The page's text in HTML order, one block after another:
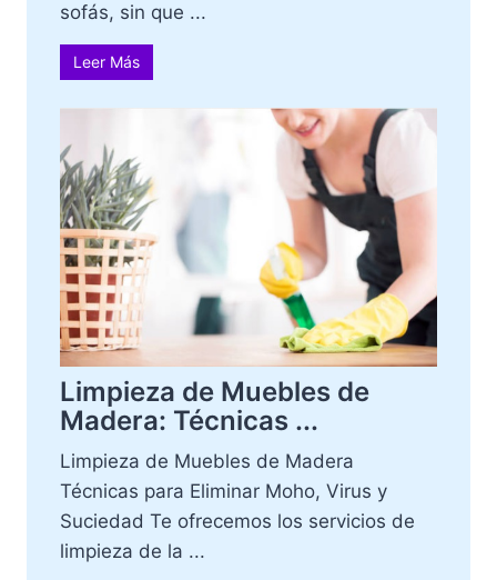
sofás, sin que ...
Leer Más
Limpieza de Muebles de
Madera: Técnicas ...
Limpieza de Muebles de Madera
Técnicas para Eliminar Moho, Virus y
Suciedad Te ofrecemos los servicios de
limpieza de la ...